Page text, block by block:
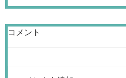
コメント